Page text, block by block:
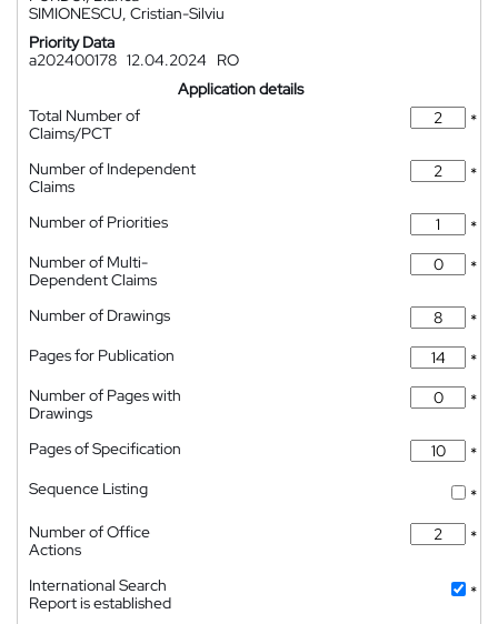
SIMIONESCU, Cristian-Silviu
Priority Data
a202400178 12.04.2024
RO
Application details
Total Number of
Claims/PCT
*
Number of Independent
Claims
*
Number of Priorities
*
Number of Multi-
Dependent Claims
*
Number of Drawings
*
Pages for Publication
*
Number of Pages with
Drawings
*
Pages of Specification
*
Sequence Listing
*
Number of Office
Actions
*
International Search
Report is established
*